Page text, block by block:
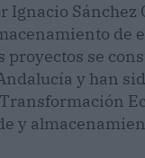
de
proyectos se
y han
y